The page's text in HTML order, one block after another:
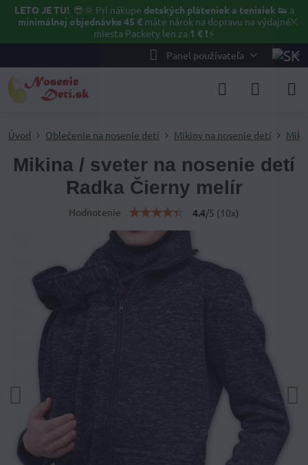
✕
LETO JE TU! 😎🌞 Pri nákupe detských pláteniek a tenisiek 👟 a
minimálnej objednávke 45 €máte nárok na dopravu na výdajné
miesta Packety len za 1 € ❗⚡️
Panel používateľa
Úvod Oblečenie na nosenie detí Mikiny na nosenie detí
Mikina / sveter na nosenie detí
Radka Čierny melír
Hodnotenie 4.4/5 (10x)